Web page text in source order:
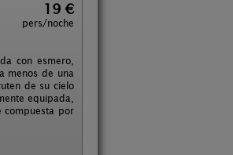
19 €
pers/noche
con esmero,
menos de una
de su cielo
equipada,
compuesta por